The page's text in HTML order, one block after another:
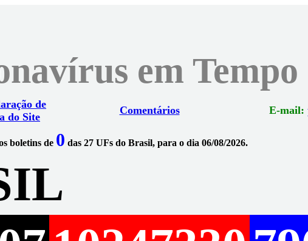
em Tempo
de
do Site
Comentários E-mail:
boletins de 0 das 27 UFs do Brasil, para o dia 06/08/2026.